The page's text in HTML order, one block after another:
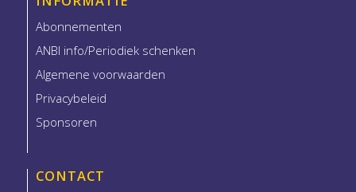
Abonnementen
ANBI info/Periodiek schenken
Algemene voorwaarden
Privacybeleid
Sponsoren
CONTACT